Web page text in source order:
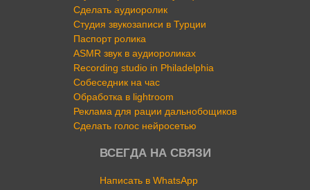
Сделать аудиоролик
Студия звукозаписи в Турции
Паспорт ролика
ASMR звук в аудиороликах
Recording studio in Philadelphia
Собеседник на час
Обработка в lightroom
Реклама для рации дальнобощиков
Сделать голос нейросетью
ВСЕГДА НА СВЯЗИ
Написать в WhatsApp